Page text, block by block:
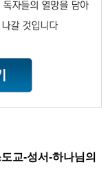
교-성서-하나님의